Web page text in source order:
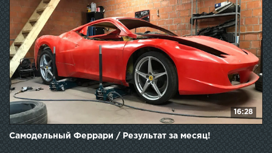
16:28
Самодельный Феррари / Результат за месяц!